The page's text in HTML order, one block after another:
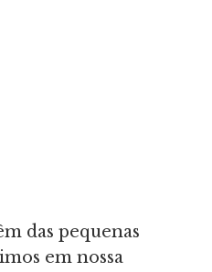
das pequenas
em nossa